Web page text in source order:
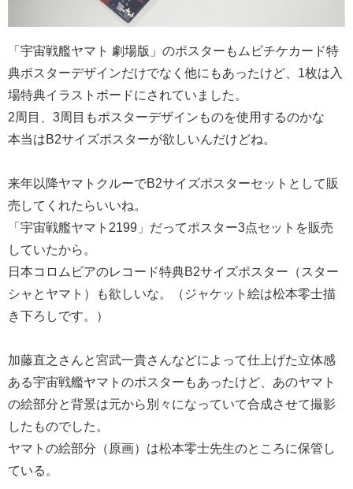
「宇宙戦艦ヤマト 劇場版」のポスターもムビチケカード特
典ポスターデザインだけでなく他にもあったけど、1枚は入
場特典イラストボードにされていました。
2周目、3周目もポスターデザインものを使用するのかな
本当はB2サイズポスターが欲しいんだけどね。
来年以降ヤマトクルーでB2サイズポスターセットとして販
売してくれたらいいね。
「宇宙戦艦ヤマト2199」だってポスター3点セットを販売
していたから。
日本コロムビアのレコード特典B2サイズポスター（スター
シャとヤマト）も欲しいな。（ジャケット絵は松本零士描
き下ろしです。）
加藤直之さんと宮武一貴さんなどによって仕上げた立体感
ある宇宙戦艦ヤマトのポスターもあったけど、あのヤマト
の絵部分と背景は元から別々になっていて合成させて撮影
したものでした。
ヤマトの絵部分（原画）は松本零士先生のところに保管し
ている。